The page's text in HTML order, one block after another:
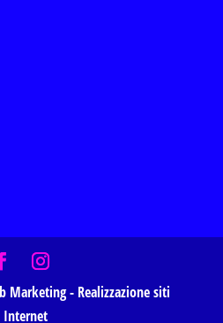
Marketing - Realizzazione siti
Internet